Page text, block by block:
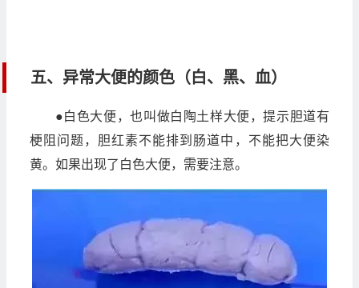
五、异常大便的颜色（白、黑、血）
●白色大便，也叫做白陶土样大便，提示胆道有
梗阻问题，胆红素不能排到肠道中，不能把大便染
黄。如果出现了白色大便，需要注意。